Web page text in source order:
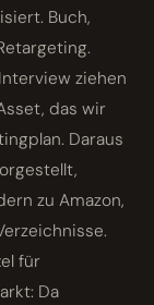
Buch,
ziehen
das wir
Daraus
zu Amazon,
für
Da